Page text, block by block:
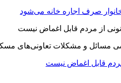
مسائل و مشکلات تعاونی‌های
قابل اغماض نیست